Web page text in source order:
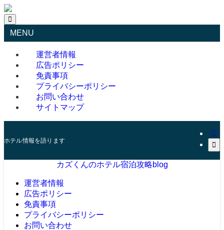
MENU
運営者情報
広告ポリシー
免責事項
プライバシーポリシー
お問い合わせ
サイトマップ
ホテル情報を語ります
カズくんのホテル宿泊攻略blog
運営者情報
広告ポリシー
免責事項
プライバシーポリシー
お問い合わせ